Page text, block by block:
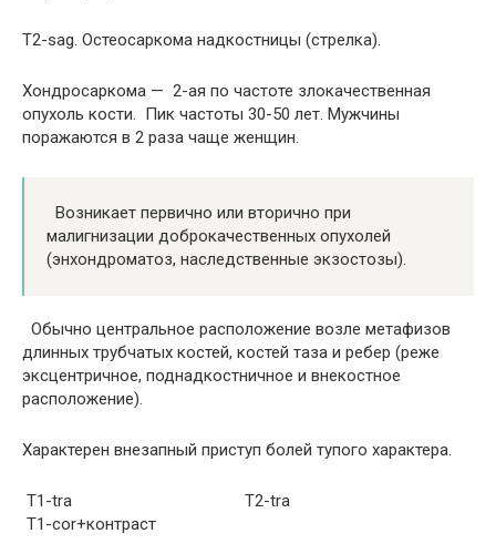
Т2-sag. Остеосаркома надкостницы (стрелка).
Хондросаркома — 2-ая по частоте злокачественная
опухоль кости. Пик частоты 30-50 лет. Мужчины
поражаются в 2 раза чаще женщин.
Возникает первично или вторично при
малигнизации доброкачественных опухолей
(энхондроматоз, наследственные экзостозы).
Обычно центральное расположение возле метафизов
длинных трубчатых костей, костей таза и ребер (реже
эксцентричное, поднадкостничное и внекостное
расположение).
Характерен внезапный приступ болей тупого характера.
Т1-tra T2-tra
T1-cor+контраст